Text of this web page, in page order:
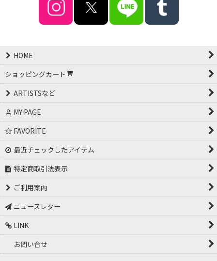
絞り込む
HOME
ショッピングカート
ARTISTSなど
MY PAGE
FAVORITE
最近チェックしたアイテム
特定商取引法表示
ご利用案内
ニュースレター
LINK
お問い合せ